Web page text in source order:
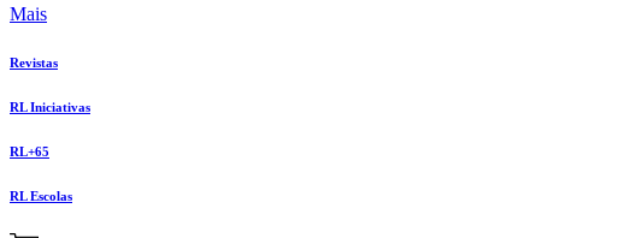
Mais
Revistas
RL Iniciativas
RL+65
RL Escolas